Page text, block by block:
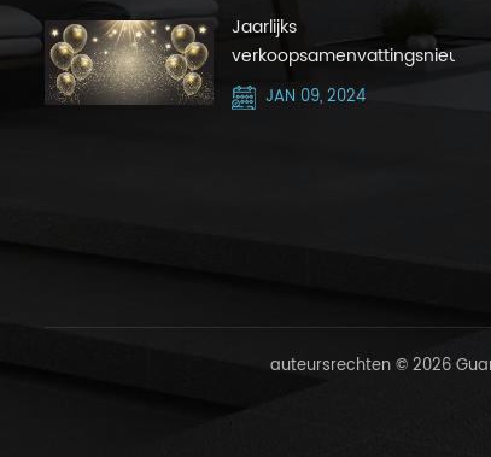
Jaarlijks
verkoopsamenvattingsnieuws
JAN 09, 2024
auteursrechten © 2026